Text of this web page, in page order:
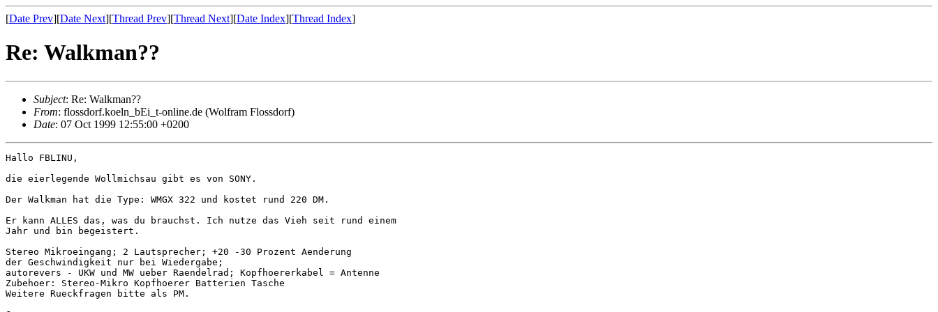
[Date Prev][Date Next][Thread Prev][Thread Next][Date Index][Thread Index]
Re: Walkman??
Subject: Re: Walkman??
From: flossdorf.koeln_bEi_t-online.de (Wolfram Flossdorf)
Date: 07 Oct 1999 12:55:00 +0200
Hallo FBLINU,
die eierlegende Wollmichsau gibt es von SONY.
Der Walkman hat die Type: WMGX 322 und kostet rund 220 DM.
Er kann ALLES das, was du brauchst. Ich nutze das Vieh seit rund einem
Jahr und bin begeistert.
Stereo Mikroeingang; 2 Lautsprecher; +20 -30 Prozent Aenderung
der Geschwindigkeit nur bei Wiedergabe;
autorevers - UKW und MW ueber Raendelrad; Kopfhoererkabel = Antenne
Zubehoer: Stereo-Mikro Kopfhoerer Batterien Tasche
Weitere Rueckfragen bitte als PM.